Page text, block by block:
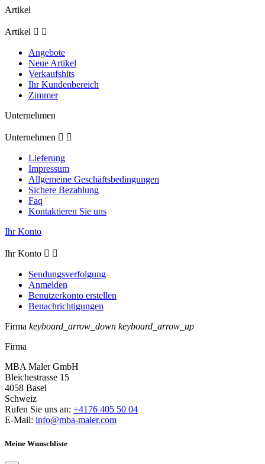
Artikel
Artikel  
Angebote
Neue Artikel
Verkaufshits
Ihr Kundenbereich
Zimmer
Unternehmen
Unternehmen  
Lieferung
Impressum
Allgemeine Geschäftsbedingungen
Sichere Bezahlung
Faq
Kontaktieren Sie uns
Ihr Konto
Ihr Konto  
Sendungsverfolgung
Anmelden
Benutzerkonto erstellen
Benachrichtigungen
Firma keyboard_arrow_down keyboard_arrow_up
Firma
MBA Maler GmbH
Bleichestrasse 15
4058 Basel
Schweiz
Rufen Sie uns an: +4176 405 50 04
E-Mail: info@mba-maler.com
Meine Wunschliste